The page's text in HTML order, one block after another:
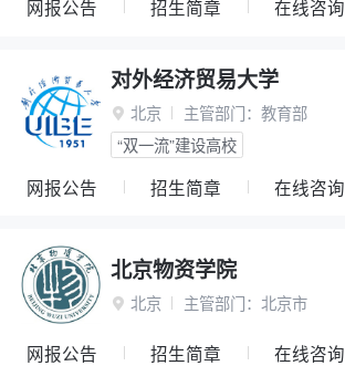
网报公告 招生简章 在线咨询
对外经济贸易大学
 北京 主管部门： 教育部
“双一流”建设高校
网报公告 招生简章 在线咨询
北京物资学院
 北京 主管部门： 北京市
网报公告 招生简章 在线咨询